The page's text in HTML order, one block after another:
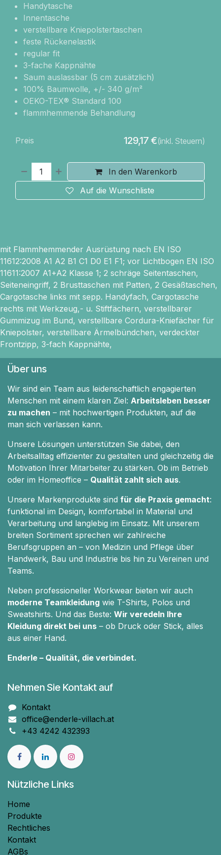
Handytasche
Innentasche
verstellbare Kniepolstertaschen
feste Rückenelastik
regular fit
3-fache Kappnähte
Saum auslassbar (5 cm zusätzlich)
100% Baumwolle, +/- 340 g/m²
OEKO-TEX® Standard 100
flammhemmende Behandlung
In den Warenkorb
Auf die Wunschliste
Preis 129,17 €(inkl. Steuern)
mit Flammhemmender Ausrüstung nach EN ISO
11612:2008 A1 A2 B1 C1 D0 E1 F1; vor Lichtbogen EN ISO
11611:2007 A1+A2 Klasse 1; 2 schräge Seitentaschen,
Seiteneingriff, 2 Brusttaschen mit Patten, 2 Gesäßtaschen,
Cargotasche links mit sepp. Handyfach, Cargotasche
rechts mit Werkzeug,- u. Stiftfächern, verstellbarer
Gummizug im Bund, verstellbare Cordura-Kniefächer für
Kniepolster, verstellbare Ärmelbündchen, verdeckter
Frontzipp, 3-fach Kappnähte,
Über uns
Wir sind ein Team aus leidenschaftlich engagierten
Menschen mit einem klaren Ziel: Arbeitsleben besser
zu machen – mit hochwertigen Produkten, auf die
man sich verlassen kann.
Unsere Lösungen unterstützen Sie dabei, den
Arbeitsalltag effizienter zu gestalten und gleichzeitig die
Motivation Ihrer Mitarbeiter zu stärken. Ob im Betrieb
oder im Homeoffice – Qualität zahlt sich aus.
Unsere Markenprodukte sind für die Praxis gemacht:
funktional im Design, komfortabel in Material und
Verarbeitung und langlebig im Einsatz. Mit unserem
breiten Sortiment sprechen wir zahlreiche
Berufsgruppen an – von Medizin und Pflege über
Handwerk, Bau und Industrie bis hin zu Vereinen und
Teams.
Neben professioneller Workwear bieten wir auch
moderne Teamkleidung wie T-Shirts, Polos und
Sweatshirts. Und das Beste: Wir veredeln Ihre
Kleidung direkt bei uns – ob Druck oder Stick, alles
aus einer Hand.
Enderle – Qualität, die verbindet.
Nehmen Sie Kontakt auf
Kontakt
office@enderle-villach.at
+43 4242 432393
Nützliche Links
Home
Produkte
Rechtliches
Kontakt
AGBs